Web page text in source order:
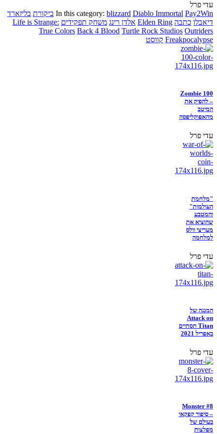
עדי פרל
In this category: blizzard Diablo Immortal Pay2Win ביקורת בליזארד
דיאבלו כתבה Elden Ring אלדן רינג משחק תפקידים Life is Strange:
True Colors Back 4 Blood Turtle Rock Studios Outriders
Freakpocalypse קווסט
Zombie 100
– להפיק את
המיטב
מהאפוקליפסה
עדי פרל
"מלחמת
העולמות"
והמטבע
שהוציא את
מעריצי וולס
למלחמה
עדי פרל
המנגה של
Attack on
Titan תסתיים
באפריל 2021
עדי פרל
Monster #8
– סיפור קפקאי
בעולם של
מפלצות